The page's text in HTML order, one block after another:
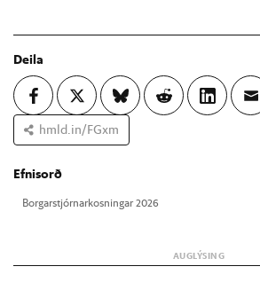
Deila
hmld.in/FGxm
Efnisorð
Borg­ar­stjórn­ar­kosn­ing­ar 2026